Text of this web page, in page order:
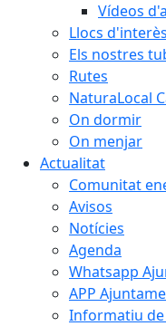
Vídeos
Llocs d'interès
Els nostres
Rutes
NaturaLocal
On dormir
On menjar
Actualitat
Comunitat
Avisos
Notícies
Agenda
Whatsapp
APP
Informatiu de